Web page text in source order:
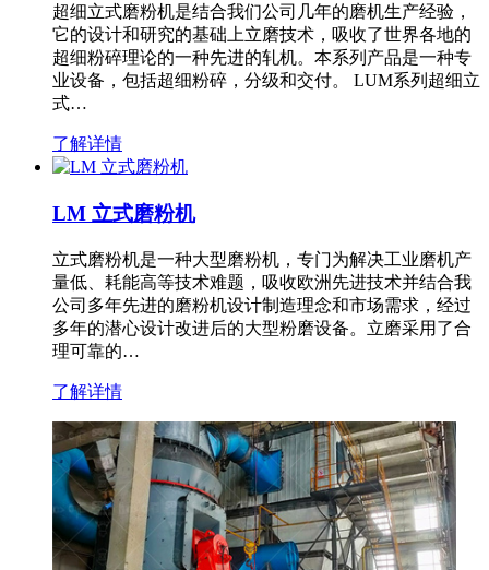
超细立式磨粉机是结合我们公司几年的磨机生产经验，
它的设计和研究的基础上立磨技术，吸收了世界各地的
超细粉碎理论的一种先进的轧机。本系列产品是一种专
业设备，包括超细粉碎，分级和交付。 LUM系列超细立
式…
了解详情
LM 立式磨粉机
立式磨粉机是一种大型磨粉机，专门为解决工业磨机产
量低、耗能高等技术难题，吸收欧洲先进技术并结合我
公司多年先进的磨粉机设计制造理念和市场需求，经过
多年的潜心设计改进后的大型粉磨设备。立磨采用了合
理可靠的…
了解详情